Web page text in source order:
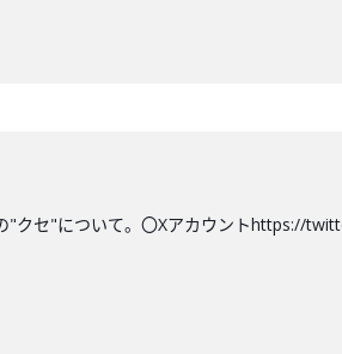
"クセ"について。〇Xアカウントhttps://